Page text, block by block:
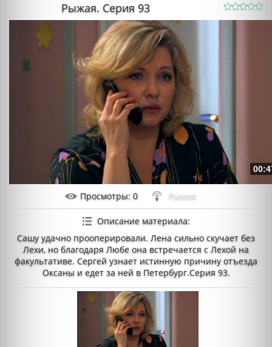
Рыжая. Серия 93
Просмотры: 0 Рыжая
Описание материала:
Сашу удачно прооперировали. Лена сильно скучает без
Лехи, но благодаря Любе она встречается с Лехой на
факультативе. Сергей узнает истинную причину отъезда
Оксаны и едет за ней в Петербург.Серия 93.